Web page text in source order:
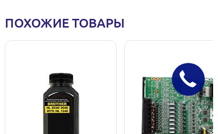
ПОХОЖИЕ ТОВАРЫ